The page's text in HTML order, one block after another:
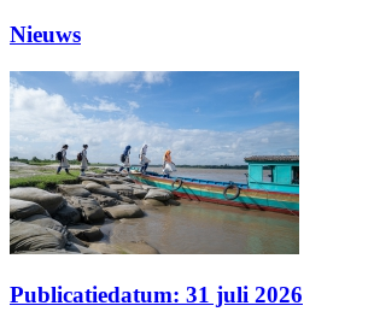
Nieuws
Publicatiedatum: 31 juli 2026